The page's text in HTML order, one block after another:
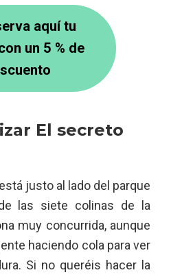
aquí tu
un 5 % de
El secreto
justo al lado del parque
las siete colinas de la
muy concurrida, aunque
haciendo cola para ver
Si no queréis hacer la